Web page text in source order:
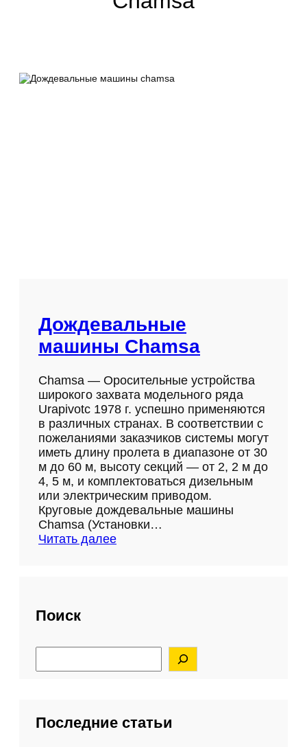
Дождевальные
машины Chamsa
Chamsa — Оросительные устройства
широкого захвата модельного ряда
Urapivotс 1978 г. успешно применяются
в различных странах. В соответствии с
пожеланиями заказчиков системы могут
иметь длину пролета в диапазоне от 30
м до 60 м, высоту секций — от 2, 2 м до
4, 5 м, и комплектоваться дизельным
или электрическим приводом.
Круговые дождевальные машины
Chamsa (Установки…
Читать далее:
ь
м
Поиск
a
Последние статьи